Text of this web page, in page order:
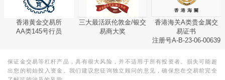
香港黄金交易所
AA类145号行员
三大最活跃伦敦金/银交
易商大奖
香港海关A类贵金属交
易证书
注册号A-B-23-06-00639
保证金交易等杠杆产品，具有很大风险，并不适用于所有投资者。损失可能超
出您的初始投入资金。我们建议您征询独立顾问的意见，确保您在交易前完全